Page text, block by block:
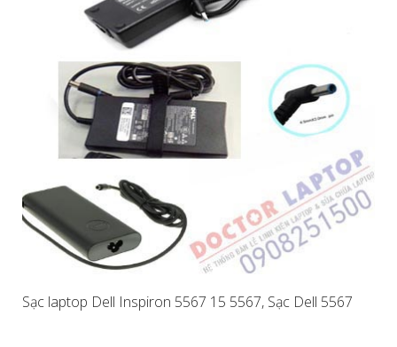
Sạc laptop Dell Inspiron 5567 15 5567, Sạc Dell 5567